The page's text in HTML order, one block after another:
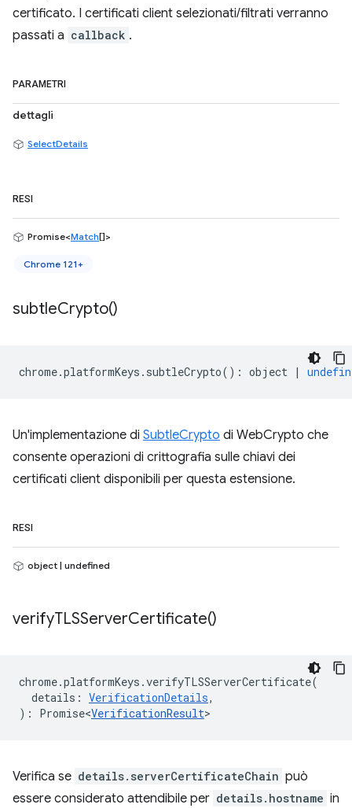
certificato. I certificati client selezionati/filtrati verranno
passati a callback .
PARAMETRI
dettagli
SelectDetails
RESI
Promise<Match[]>
Chrome 121+
subtleCrypto()
chrome.platformKeys . subtleCrypto() : object |
Un'implementazione di SubtleCrypto di WebCrypto che
consente operazioni di crittografia sulle chiavi dei
certificati client disponibili per questa estensione.
RESI
object | undefined
verifyTLSServerCertificate()
chrome.platformKeys .verifyTLSServerCertificate(
details : VerificationDetails,
) : Promise<VerificationResult>
Verifica se details.serverCertificateChain può
essere considerato attendibile per details.hostname in